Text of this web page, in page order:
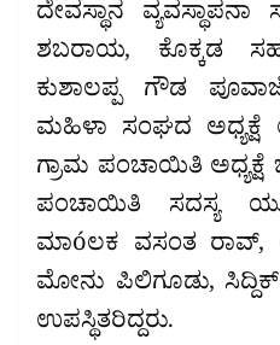
ದೇವಸ್ಥಾನ ವ್ಯವಸ್ಥಾಪನಾ
ಶಬರಾಯ, ಕೊಕ್ಕಡ
ಕುಶಾಲಪ್ಪ ಗೌಡ
ಮಹಿಳಾ ಸಂಘದ
ಗ್ರಾಮ ಪಂಚಾಯಿತಿ
ಪಂಚಾಯಿತಿ ಸದಸ್ಯ
ಮಾóಲಕ ವಸಂತ ರಾವ್,
ಮೋನು ಪಿಲಿಗೂಡು,
ಉಪಸ್ಥಿತರಿದ್ದರು.